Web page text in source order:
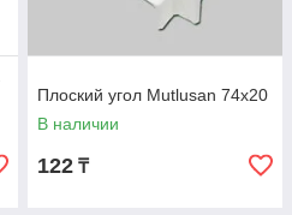
Плоский угол Mutlusan 74х20
В наличии
122 ₸